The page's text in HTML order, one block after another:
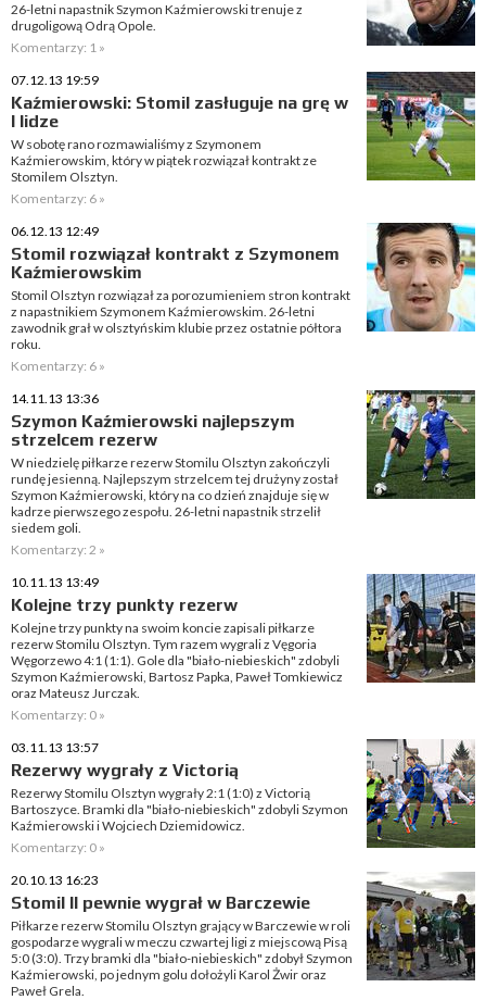
26-letni napastnik Szymon Kaźmierowski trenuje z
drugoligową Odrą Opole.
Komentarzy: 1 »
07.12.13 19:59
Kaźmierowski: Stomil zasługuje na grę w
I lidze
W sobotę rano rozmawialiśmy z Szymonem
Kaźmierowskim, który w piątek rozwiązał kontrakt ze
Stomilem Olsztyn.
Komentarzy: 6 »
06.12.13 12:49
Stomil rozwiązał kontrakt z Szymonem
Kaźmierowskim
Stomil Olsztyn rozwiązał za porozumieniem stron kontrakt
z napastnikiem Szymonem Kaźmierowskim. 26-letni
zawodnik grał w olsztyńskim klubie przez ostatnie półtora
roku.
Komentarzy: 6 »
14.11.13 13:36
Szymon Kaźmierowski najlepszym
strzelcem rezerw
W niedzielę piłkarze rezerw Stomilu Olsztyn zakończyli
rundę jesienną. Najlepszym strzelcem tej drużyny został
Szymon Kaźmierowski, który na co dzień znajduje się w
kadrze pierwszego zespołu. 26-letni napastnik strzelił
siedem goli.
Komentarzy: 2 »
10.11.13 13:49
Kolejne trzy punkty rezerw
Kolejne trzy punkty na swoim koncie zapisali piłkarze
rezerw Stomilu Olsztyn. Tym razem wygrali z Vęgoria
Węgorzewo 4:1 (1:1). Gole dla "biało-niebieskich" zdobyli
Szymon Kaźmierowski, Bartosz Papka, Paweł Tomkiewicz
oraz Mateusz Jurczak.
Komentarzy: 0 »
03.11.13 13:57
Rezerwy wygrały z Victorią
Rezerwy Stomilu Olsztyn wygrały 2:1 (1:0) z Victorią
Bartoszyce. Bramki dla "biało-niebieskich" zdobyli Szymon
Kaźmierowski i Wojciech Dziemidowicz.
Komentarzy: 0 »
20.10.13 16:23
Stomil II pewnie wygrał w Barczewie
Piłkarze rezerw Stomilu Olsztyn grający w Barczewie w roli
gospodarze wygrali w meczu czwartej ligi z miejscową Pisą
5:0 (3:0). Trzy bramki dla "biało-niebieskich" zdobył Szymon
Kaźmierowski, po jednym golu dołożyli Karol Żwir oraz
Paweł Grela.